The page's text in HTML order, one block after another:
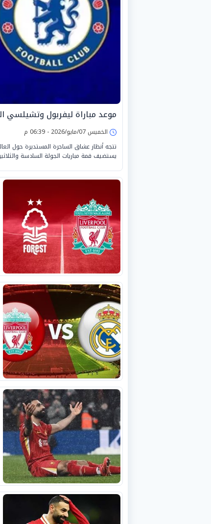
موعد مباراة ليفربول وتشيلسي
الخميس 07/مايو/2026 - 06:39 م
تتجه أنظار عشاق الساحرة المستديرة حول
يستضيف قمة مباريات الجولة السادسة والثلاثين